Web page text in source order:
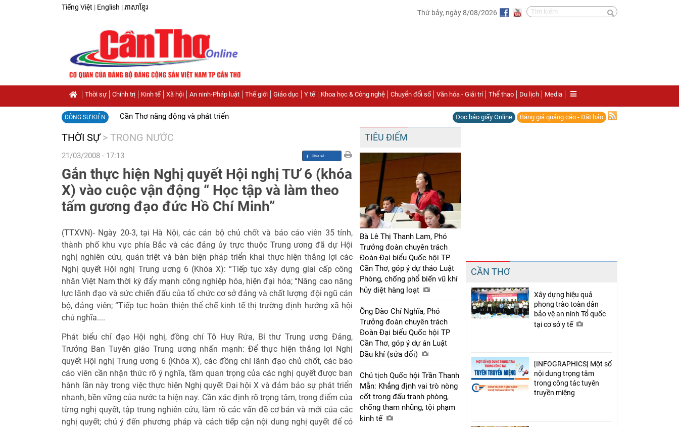
Tiếng Việt | English | ភាសាខ្មែរ
Thứ bảy, ngày 8/08/2026
Thời sự Chính trị Kinh tế Xã hội An ninh-Pháp luật Thế giới Giáo dục Y tế Khoa học & Công nghệ Chuyển đổi số Văn hóa - Giải trí Thể thao Du lịch Media
DÒNG SỰ KIỆN Cần Thơ năng động và phát triển Đọc báo giấy Online Bảng giá quảng cáo - Đặt báo
THỜI SỰ > TRONG NƯỚC
21/03/2008 - 17:13
Chia sẻ
Gắn thực hiện Nghị quyết Hội nghị TƯ 6 (khóa
X) vào cuộc vận động “ Học tập và làm theo
tấm gương đạo đức Hồ Chí Minh”
(TTXVN)- Ngày 20-3, tại Hà Nội, các cán bộ chủ chốt và báo cáo viên 35 tỉnh,
thành phố khu vực phía Bắc và các đảng ủy trực thuộc Trung ương đã dự Hội
nghị nghiên cứu, quán triệt và bàn biện pháp triển khai thực hiện thắng lợi các
Nghị quyết Hội nghị Trung ương 6 (Khóa X): “Tiếp tục xây dựng giai cấp công
nhân Việt Nam thời kỳ đẩy mạnh công nghiệp hóa, hiện đại hóa; “Nâng cao năng
lực lãnh đạo và sức chiến đấu của tổ chức cơ sở đảng và chất lượng đội ngũ cán
bộ, đảng viên; “Tiếp tục hoàn thiện thể chế kinh tế thị trường định hướng xã hội
chủ nghĩa....
Phát biểu chỉ đạo Hội nghị, đồng chí Tô Huy Rứa, Bí thư Trung ương Đảng,
Trưởng Ban Tuyên giáo Trung ương nhấn mạnh: Để thực hiện thắng lợi Nghị
quyết Hội nghị Trung ương 6 (Khóa X), các đồng chí lãnh đạo chủ chốt, các báo
cáo viên cần nhận thức rõ ý nghĩa, tầm quan trọng của các nghị quyết được ban
hành lần này trong việc thực hiện Nghị quyết Đại hội X và đảm bảo sự phát triển
nhanh, bền vững của nước ta hiện nay. Cần xác định rõ trọng tâm, trọng điểm của
từng nghị quyết, tập trung nghiên cứu, làm rõ các vấn đề cơ bản và mới của các
nghị quyết; chú ý đến phương pháp và cách tiếp cận nội dung nghị quyết để có
TIÊU ĐIỂM
Bà Lê Thị Thanh Lam, Phó
Trưởng đoàn chuyên trách
Đoàn Đại biểu Quốc hội TP
Cần Thơ, góp ý dự thảo Luật
Phòng, chống phổ biến vũ khí
hủy diệt hàng loạt
Ông Đào Chí Nghĩa, Phó
Trưởng đoàn chuyên trách
Đoàn Đại biểu Quốc hội TP
Cần Thơ, góp ý dự án Luật
Dầu khí (sửa đổi)
Chủ tịch Quốc hội Trần Thanh
Mẫn: Khẳng định vai trò nòng
cốt trong đấu tranh phòng,
chống tham nhũng, tội phạm
kinh tế
CẦN THƠ
Xây dựng hiệu quả
phong trào toàn dân
bảo vệ an ninh Tổ quốc
tại cơ sở y tế
[INFOGRAPHICS] Một số
nội dung trọng tâm
trong công tác tuyên
truyền miệng